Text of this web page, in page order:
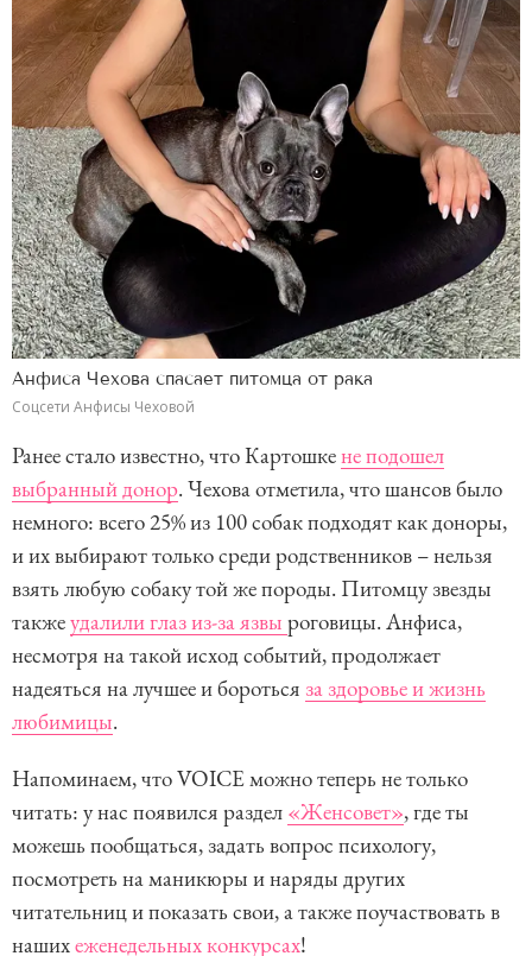
Анфиса Чехова спасает питомца от рака
Соцсети Анфисы Чеховой
Ранее стало известно, что Картошкене подошел
выбранный донор. Чехова отметила, что шансов было
немного: всего 25% из 100 собак подходят как доноры,
и их выбирают только среди родственников – нельзя
взять любую собаку той же породы. Питомцу звезды
такжеудалили глаз из-за язвы роговицы. Анфиса,
несмотря на такой исход событий, продолжает
надеяться на лучшее и бороться за здоровье и жизнь
любимицы.
Напоминаем, что VOICE можно теперь не только
читать: у нас появился раздел «Женсовет», где ты
можешь пообщаться, задать вопрос психологу,
посмотреть на маникюры и наряды других
читательниц и показать свои, а также поучаствовать в
нашихеженедельных конкурсах!